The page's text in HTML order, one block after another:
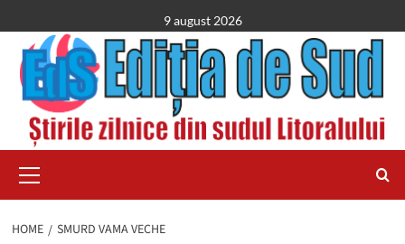
to
content
9 august 2026
Menu
HOME SMURD VAMA VECHE